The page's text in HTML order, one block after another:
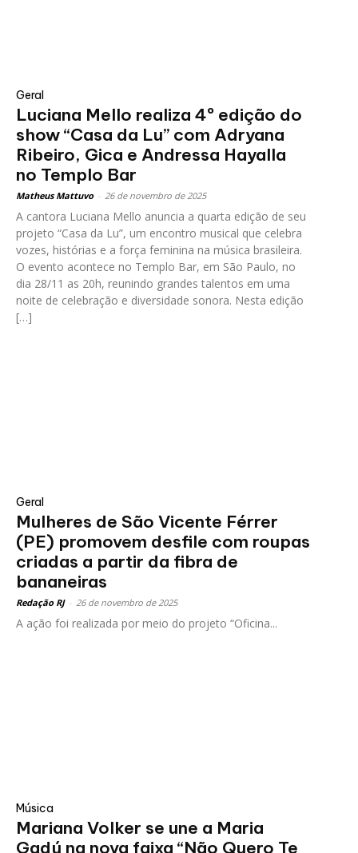
Geral
Luciana Mello realiza 4º edição do
show “Casa da Lu” com Adryana
Ribeiro, Gica e Andressa Hayalla
no Templo Bar
Matheus Mattuvo 26 de novembro de 2025
A cantora Luciana Mello anuncia a quarta edição de seu
projeto “Casa da Lu”, um encontro musical que celebra
vozes, histórias e a força feminina na música brasileira.
O evento acontece no Templo Bar, em São Paulo, no
dia 28/11 as 20h, reunindo grandes talentos em uma
noite de celebração e diversidade sonora. Nesta edição
[…]
Geral
Mulheres de São Vicente Férrer
(PE) promovem desfile com roupas
criadas a partir da fibra de
bananeiras
Redação RJ 26 de novembro de 2025
A ação foi realizada por meio do projeto “Oficina...
Música
Mariana Volker se une a Maria
Gadú na nova faixa “Não Quero Te